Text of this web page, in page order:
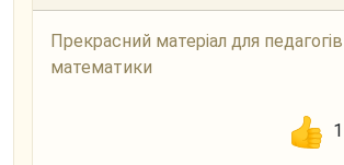
Прекрасний матеріал для педагогів
математики
1